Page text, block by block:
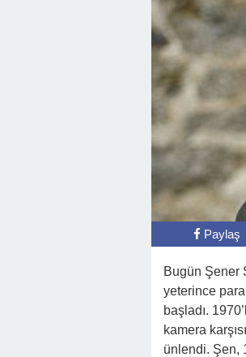
Paylaş
Bugün Şener
yeterince
başladı.
kamera
ünlendi. Şen,